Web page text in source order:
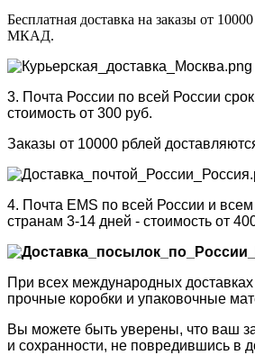
Бесплатная доставка на заказы от
МКАД.
3. Почта России по всей России
стоимость от 300 руб.
Заказы от 10000 рблей
4. Почта EMS по всей России и
странам 3-14 дней - стоимость от
При всех международных доставках
прочные коробки и упаковочные
Вы можете быть уверены, что ваш
и сохранности, не повредившись в